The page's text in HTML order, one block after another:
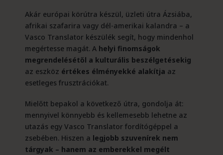
Akár európai körútra készül, üzleti útra Ázsiába,
afrikai szafarira vagy dél-amerikai kalandra – a
Vasco Translator készülék segít, hogy mindenhol
megértesse magát. A helyi finomságok
megrendelésétől a kulturális beszélgetésekig
az eszköz értékes élményekké alakítja az
esetleges frusztrációkat.
Mielőtt bepakol a következő útra, gondolja át:
mennyivel könnyebb és kellemesebb lehetne az
utazás egy Vasco Translator fordítógéppel a
zsebében. Hiszen a legjobb szuvenírek nem
tárgyak – hanem az emberekkel megélt